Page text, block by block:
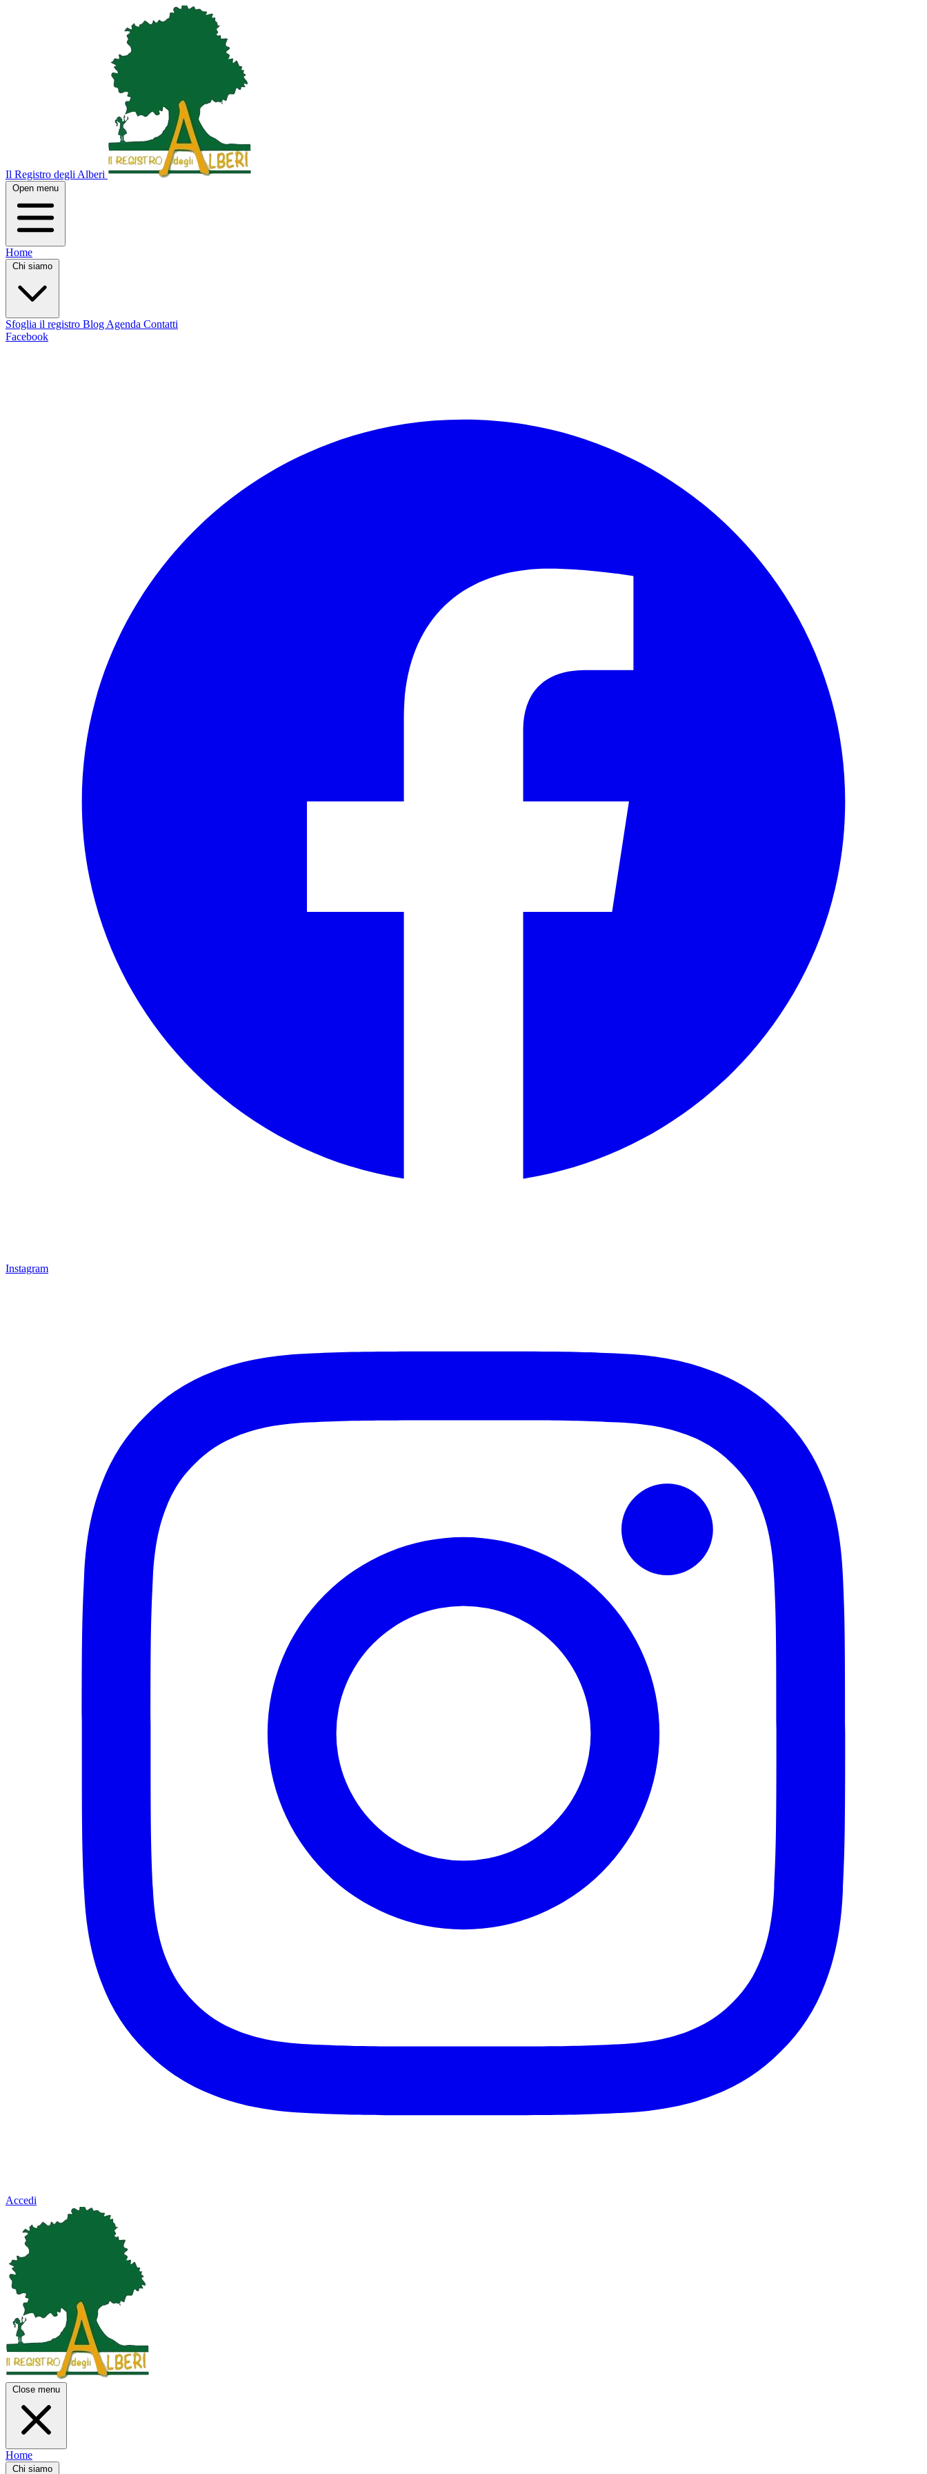
Il Registro degli Alberi
Open menu
Home
Chi siamo
Sfoglia il registro Blog Agenda Contatti
Facebook
Instagram
Accedi
Close menu
Home
Chi siamo